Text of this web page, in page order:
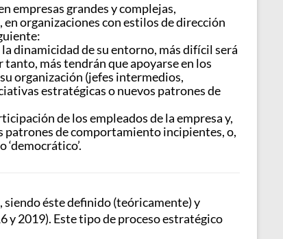
empresas grandes y complejas,
organizaciones con estilos de dirección
dinamicidad de su entorno, más difícil será
más tendrán que apoyarse en los
organización (jefes intermedios,
estratégicas o nuevos patrones de
de los empleados de la empresa y,
patrones de comportamiento incipientes, o,
siendo éste definido (teóricamente) y
y 2019). Este tipo de proceso estratégico